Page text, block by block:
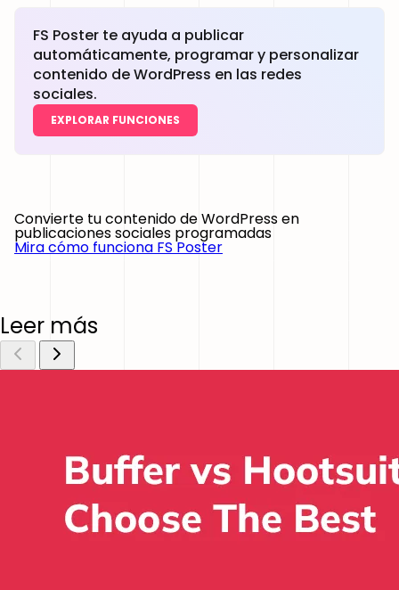
FS Poster te ayuda a publicar
automáticamente, programar y personalizar
contenido de WordPress en las redes
sociales.
EXPLORAR FUNCIONES
Convierte tu contenido de WordPress en
publicaciones sociales programadas
Mira cómo funciona FS Poster
Leer más